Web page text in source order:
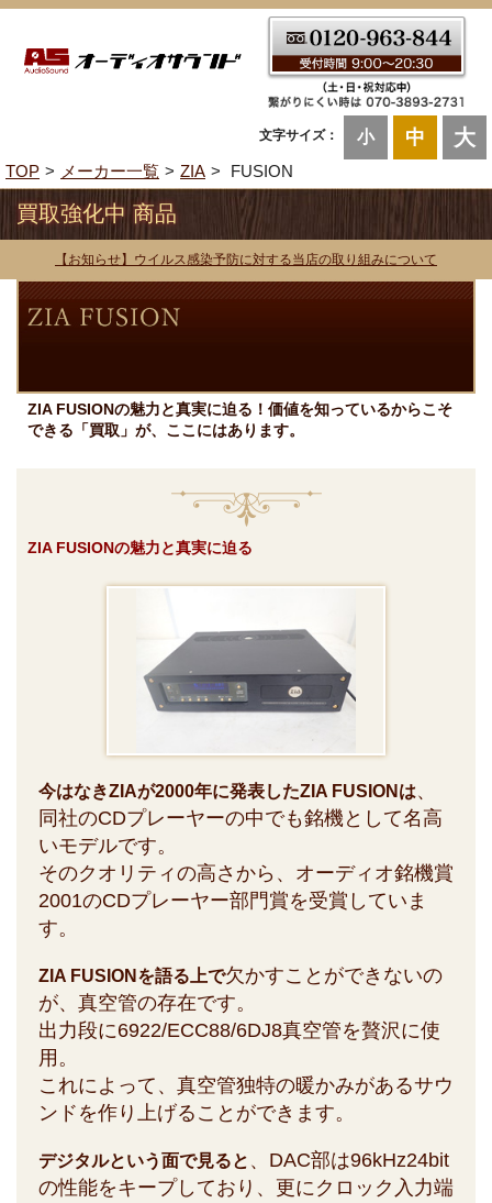
文字サイズ： 小 中 大
TOP メーカー一覧 ZIA FUSION
買取強化中 商品
【お知らせ】ウイルス感染予防に対する当店の取り組みについて
ZIA FUSIONの魅力と真実に迫る！価値を知っているからこそ
できる「買取」が、ここにはあります。
ZIA FUSIONの魅力と真実に迫る
今はなきZIAが2000年に発表したZIA FUSIONは、
同社のCDプレーヤーの中でも銘機として名高
いモデルです。
そのクオリティの高さから、オーディオ銘機賞
2001のCDプレーヤー部門賞を受賞していま
す。
ZIA FUSIONを語る上で欠かすことができないの
が、真空管の存在です。
出力段に6922/ECC88/6DJ8真空管を贅沢に使
用。
これによって、真空管独特の暖かみがあるサウ
ンドを作り上げることができます。
デジタルという面で見ると 、DAC部は96kHz24bit
の性能をキープしており、更にクロック入力端